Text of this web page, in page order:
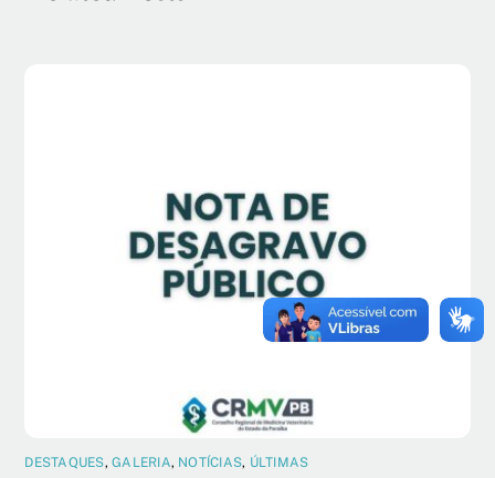
DESTAQUES,GALERIA, NOTÍCIAS, ÚLTIMAS